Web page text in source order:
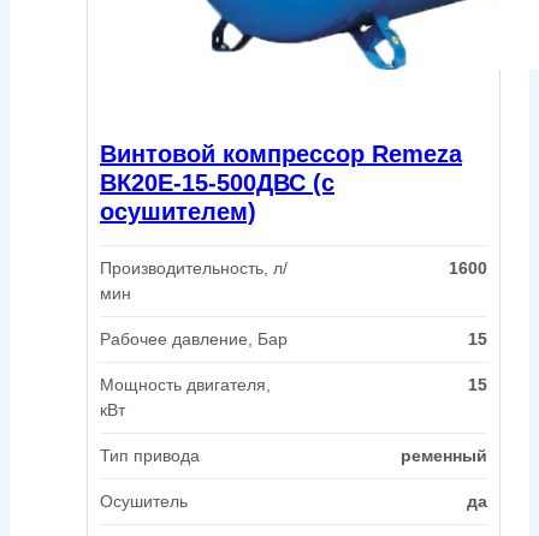
Винтовой компрессор Remeza
ВК20Е-15-500ДВС (с
осушителем)
Производительность, л/
мин
1600
Рабочее давление, Бар 15
Мощность двигателя,
кВт
15
Тип привода ременный
Осушитель да